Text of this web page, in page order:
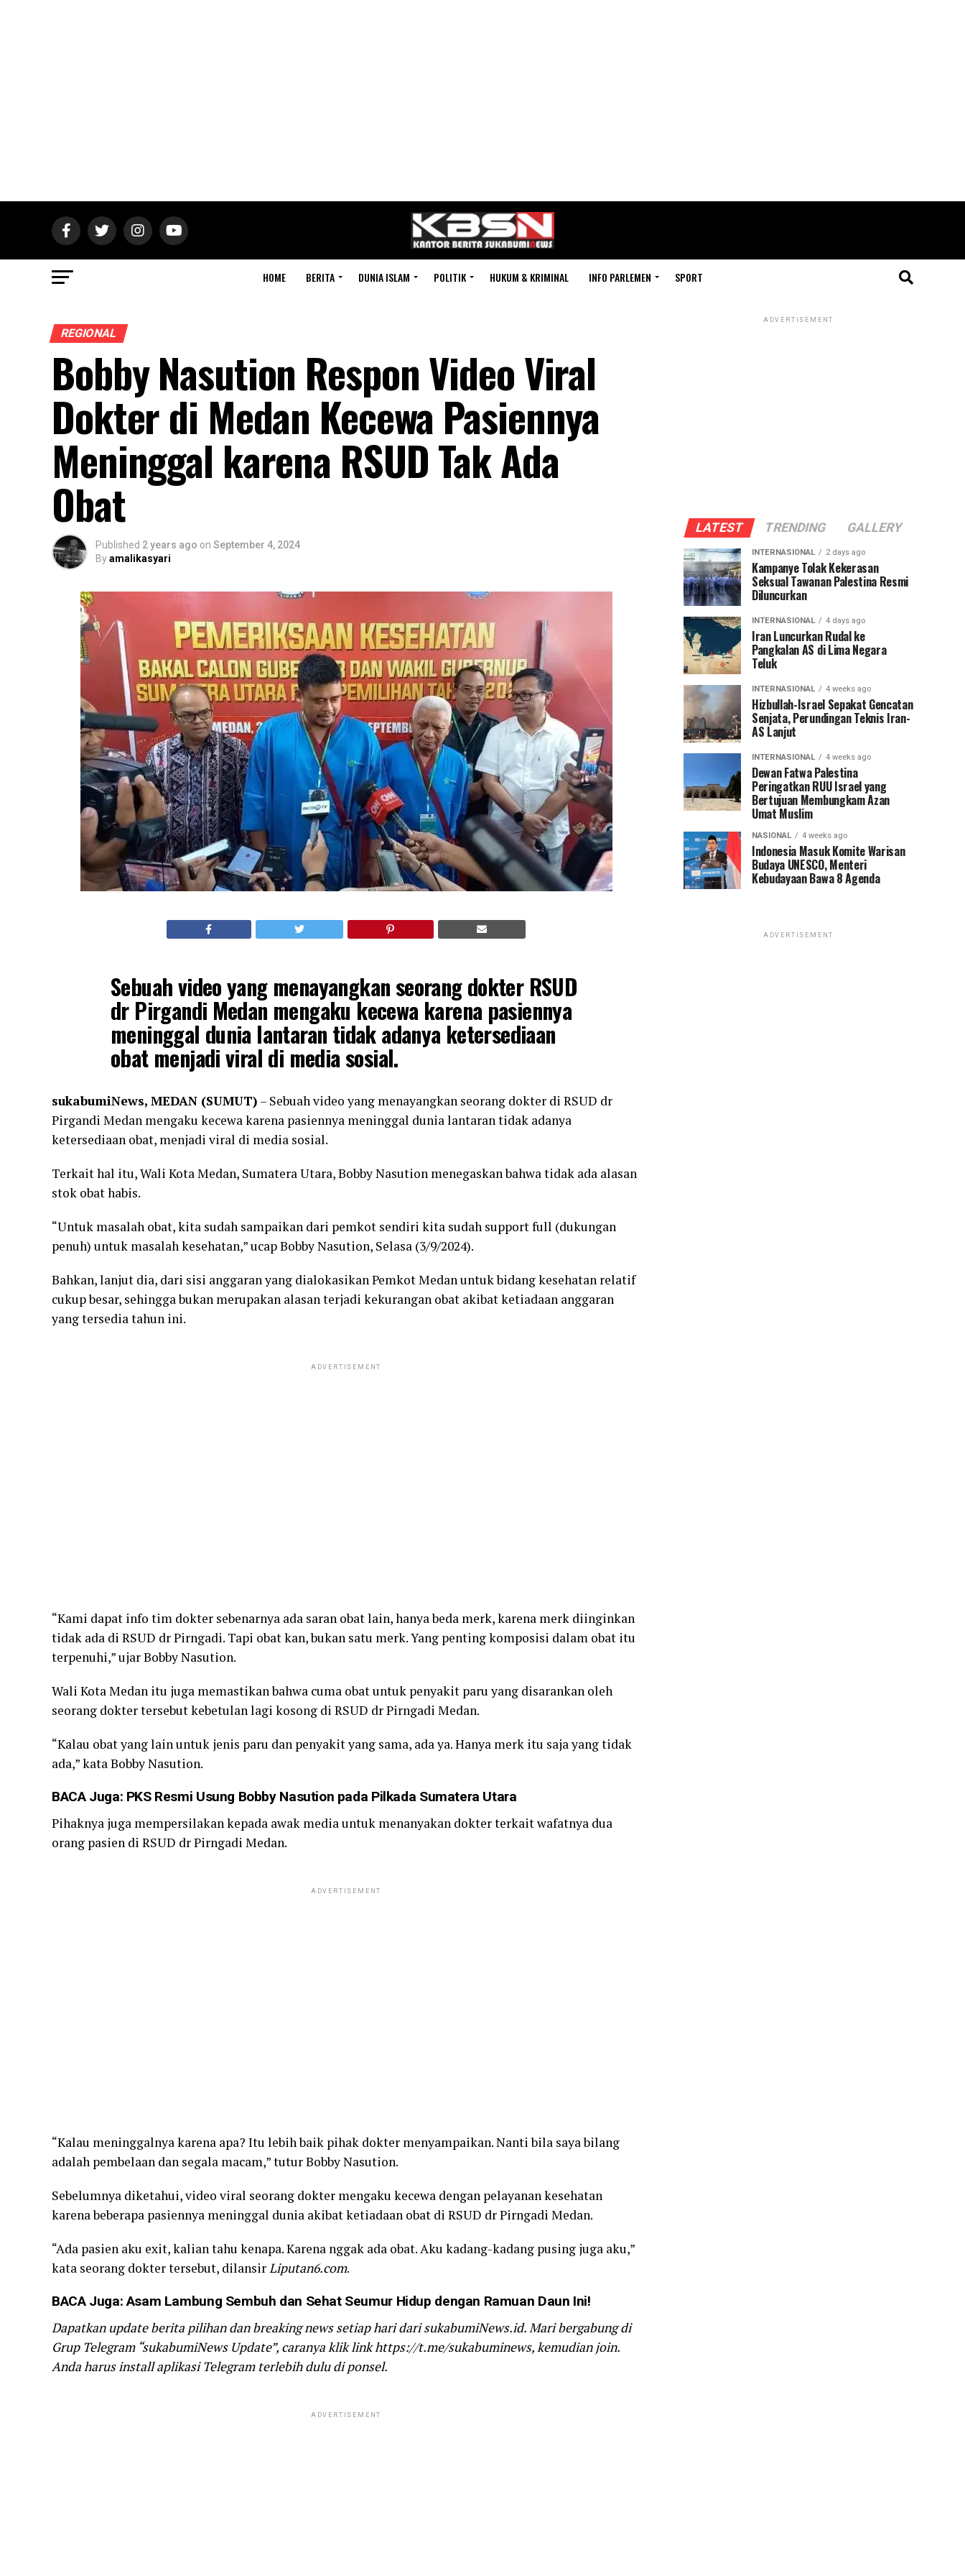
HOME BERITA DUNIA ISLAM POLITIK HUKUM & KRIMINAL INFO PARLEMEN SPORT
REGIONAL
Bobby Nasution Respon Video Viral
Dokter di Medan Kecewa Pasiennya
Meninggal karena RSUD Tak Ada
Obat
Published 2 years ago on September 4, 2024
Byamalikasyari
Sebuah video yang menayangkan seorang dokter RSUD
dr Pirgandi Medan mengaku kecewa karena pasiennya
meninggal dunia lantaran tidak adanya ketersediaan
obat menjadi viral di media sosial.
sukabumiNews, MEDAN (SUMUT) – Sebuah video yang menayangkan seorang dokter di RSUD dr
Pirgandi Medan mengaku kecewa karena pasiennya meninggal dunia lantaran tidak adanya
ketersediaan obat, menjadi viral di media sosial.
Terkait hal itu, Wali Kota Medan, Sumatera Utara, Bobby Nasution menegaskan bahwa tidak ada alasan
stok obat habis.
“Untuk masalah obat, kita sudah sampaikan dari pemkot sendiri kita sudah support full (dukungan
penuh) untuk masalah kesehatan,” ucap Bobby Nasution, Selasa (3/9/2024).
Bahkan, lanjut dia, dari sisi anggaran yang dialokasikan Pemkot Medan untuk bidang kesehatan relatif
cukup besar, sehingga bukan merupakan alasan terjadi kekurangan obat akibat ketiadaan anggaran
yang tersedia tahun ini.
ADVERTISEMENT
“Kami dapat info tim dokter sebenarnya ada saran obat lain, hanya beda merk, karena merk diinginkan
tidak ada di RSUD dr Pirngadi. Tapi obat kan, bukan satu merk. Yang penting komposisi dalam obat itu
terpenuhi,” ujar Bobby Nasution.
Wali Kota Medan itu juga memastikan bahwa cuma obat untuk penyakit paru yang disarankan oleh
seorang dokter tersebut kebetulan lagi kosong di RSUD dr Pirngadi Medan.
“Kalau obat yang lain untuk jenis paru dan penyakit yang sama, ada ya. Hanya merk itu saja yang tidak
ada,” kata Bobby Nasution.
BACA Juga: PKS Resmi Usung Bobby Nasution pada Pilkada Sumatera Utara
Pihaknya juga mempersilakan kepada awak media untuk menanyakan dokter terkait wafatnya dua
orang pasien di RSUD dr Pirngadi Medan.
ADVERTISEMENT
“Kalau meninggalnya karena apa? Itu lebih baik pihak dokter menyampaikan. Nanti bila saya bilang
adalah pembelaan dan segala macam,” tutur Bobby Nasution.
Sebelumnya diketahui, video viral seorang dokter mengaku kecewa dengan pelayanan kesehatan
karena beberapa pasiennya meninggal dunia akibat ketiadaan obat di RSUD dr Pirngadi Medan.
“Ada pasien aku exit, kalian tahu kenapa. Karena nggak ada obat. Aku kadang-kadang pusing juga aku,”
kata seorang dokter tersebut, dilansirLiputan6.com.
BACA Juga:Asam Lambung Sembuh dan Sehat Seumur Hidup dengan Ramuan Daun Ini!
Dapatkan update berita pilihan dan breaking news setiap hari dari sukabumiNews.id. Mari bergabung di
Grup Telegram “sukabumiNews Update”, caranya klik link https://t.me/sukabuminews, kemudian join.
Anda harus install aplikasi Telegram terlebih dulu di ponsel.
ADVERTISEMENT
ADVERTISEMENT
LATEST TRENDING GALLERY
INTERNASIONAL 2 days ago
Kampanye Tolak Kekerasan
Seksual Tawanan Palestina Resmi
Diluncurkan
INTERNASIONAL 4 days ago
Iran Luncurkan Rudal ke
Pangkalan AS di Lima Negara
Teluk
INTERNASIONAL 4 weeks ago
Hizbullah-Israel Sepakat Gencatan
Senjata, Perundingan Teknis Iran-
AS Lanjut
INTERNASIONAL 4 weeks ago
Dewan Fatwa Palestina
Peringatkan RUU Israel yang
Bertujuan Membungkam Azan
Umat Muslim
NASIONAL 4 weeks ago
Indonesia Masuk Komite Warisan
Budaya UNESCO, Menteri
Kebudayaan Bawa 8 Agenda
ADVERTISEMENT